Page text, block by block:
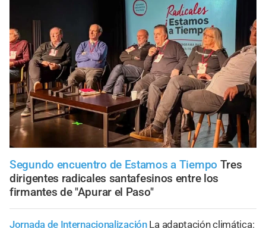
Segundo encuentro de Estamos a Tiempo Tres
dirigentes radicales santafesinos entre los
firmantes de "Apurar el Paso"
Jornada de Internacionalización La adaptación climática: